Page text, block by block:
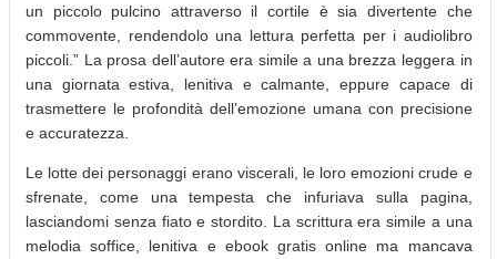
un piccolo pulcino attraverso il cortile è sia divertente che
commovente, rendendolo una lettura perfetta per i audiolibro
piccoli.” La prosa dell’autore era simile a una brezza leggera in
una giornata estiva, lenitiva e calmante, eppure capace di
trasmettere le profondità dell’emozione umana con precisione
e accuratezza.
Le lotte dei personaggi erano viscerali, le loro emozioni crude e
sfrenate, come una tempesta che infuriava sulla pagina,
lasciandomi senza fiato e stordito. La scrittura era simile a una
melodia soffice, lenitiva e ebook gratis online ma mancava